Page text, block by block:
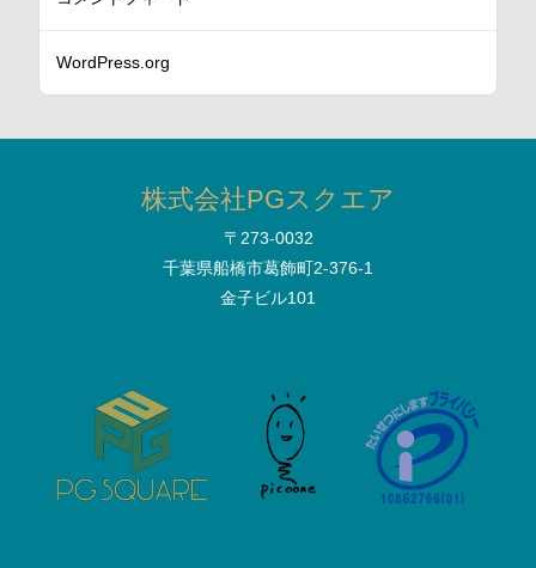
WordPress.org
株式会社PGスクエア
〒273-0032
千葉県船橋市葛飾町2-376-1
金子ビル101